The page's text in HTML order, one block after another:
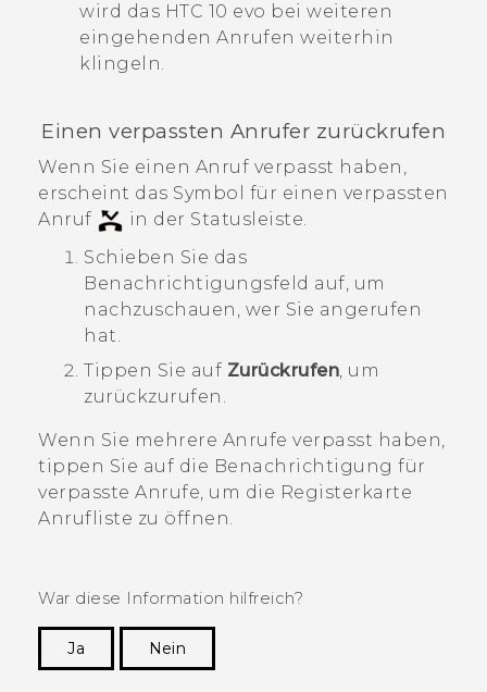
wird das HTC 10 evo bei weiteren
eingehenden Anrufen weiterhin
klingeln.
Einen verpassten Anrufer zurückrufen
Wenn Sie einen Anruf verpasst haben,
erscheint das Symbol für einen verpassten
Anruf
in der Statusleiste.
Schieben Sie das
Benachrichtigungsfeld auf, um
nachzuschauen, wer Sie angerufen
hat.
Tippen Sie auf Zurückrufen, um
zurückzurufen.
Wenn Sie mehrere Anrufe verpasst haben,
tippen Sie auf die Benachrichtigung für
verpasste Anrufe, um die Registerkarte
Anrufliste zu öffnen.
War diese Information hilfreich?
Ja
Nein